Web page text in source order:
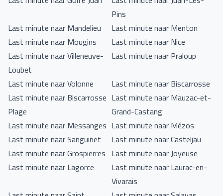
Pins
Last minute naar Mandelieu
Last minute naar Menton
Last minute naar Mougins
Last minute naar Nice
Last minute naar Villeneuve-
Loubet
Last minute naar Praloup
Last minute naar Volonne
Last minute naar Biscarrosse
Last minute naar Biscarrosse
Plage
Last minute naar Mauzac-et-
Grand-Castang
Last minute naar Messanges Last minute naar Mézos
Last minute naar Sanguinet
Last minute naar Casteljau
Last minute naar Grospierres Last minute naar Joyeuse
Last minute naar Lagorce
Last minute naar Laurac-en-
Vivarais